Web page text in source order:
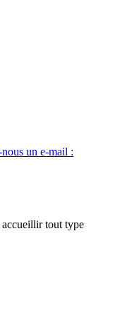
un e-mail :
accueillir tout type